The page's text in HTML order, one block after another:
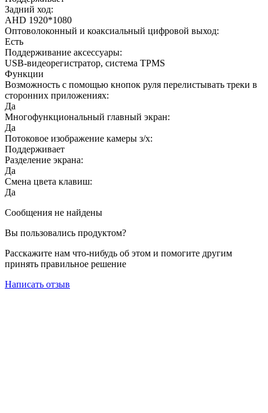
Задний ход:
AHD 1920*1080
Оптоволоконный и коаксиальный цифровой выход:
Есть
Поддерживание аксессуары:
USB-видеорегистратор, система TPMS
Функции
Возможность с помощью кнопок руля перелистывать треки в
сторонних приложениях:
Да
Многофункциональный главный экран:
Да
Потоковое изображение камеры з/х:
Поддерживает
Разделение экрана:
Да
Смена цвета клавиш:
Да
Сообщения не найдены
Вы пользовались продуктом?
Расскажите нам что-нибудь об этом и помогите другим
принять правильное решение
Написать отзыв